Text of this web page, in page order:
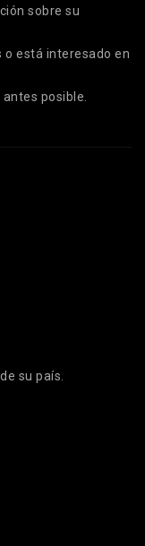
sobre su
o está interesado en
posible.
su país.